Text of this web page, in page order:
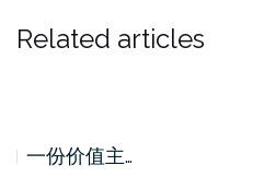
Related articles
美联储血洗…